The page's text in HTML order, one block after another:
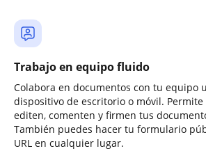
Trabajo en equipo fluido
Colabora en documentos con tu equipo
dispositivo de escritorio o móvil. Permite
editen, comenten y firmen tus
También puedes hacer tu formulario
URL en cualquier lugar.